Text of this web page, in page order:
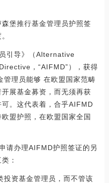
堡推行基金管理员护照签
引导》（Alternative
，“AIFMD”），获得
理员能够 在欧盟国家范畴
展基金募资，而无须再获
。这代表着，合乎AIFMD
盟护照，在欧盟国家全国
请办理AIFMD护照签证的另
：
投资基金管理员，而不管该